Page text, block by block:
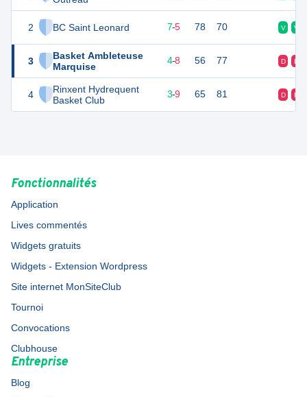
2 BC Saint Leonard
3
Basket Ambleteuse
Marquise
4
Rinxent Hydrequent
Basket Club
13 7-5 78 70 V V
9 12 4-8 56 77 D D
5 3-9 65 81 D D
Fonctionnalités
Application
Lives commentés
Widgets gratuits
Widgets - Extension Wordpress
Site internet MonSiteClub
Tournoi
Convocations
Clubhouse
Entreprise
Blog